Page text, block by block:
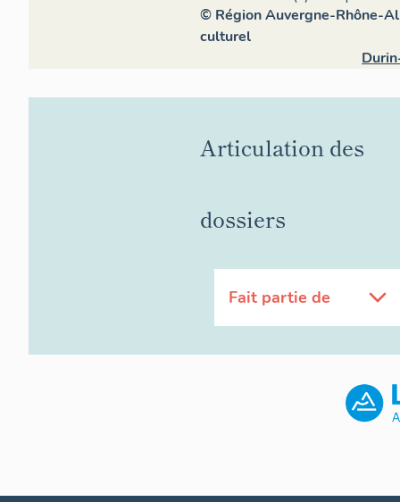
© Région Auvergne-Rhône-
culturel
Articulation des
dossiers
Fait partie de